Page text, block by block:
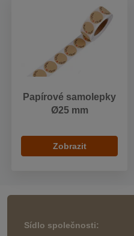
Papírové samolepky
Ø25 mm
Zobrazit
Sídlo společnosti: